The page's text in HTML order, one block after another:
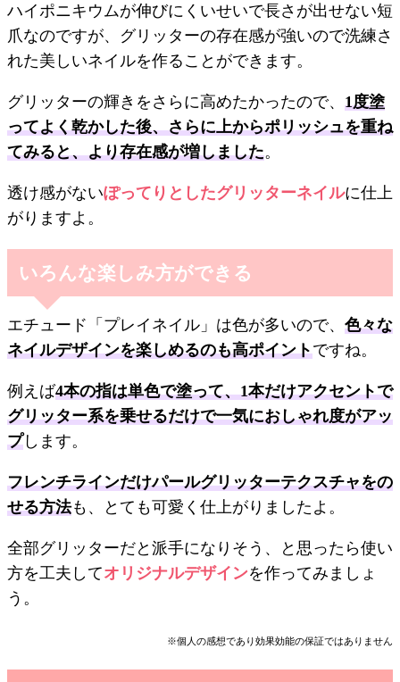
ハイポニキウムが伸びにくいせいで長さが出せない短
爪なのですが、グリッターの存在感が強いので洗練さ
れた美しいネイルを作ることができます。
グリッターの輝きをさらに高めたかったので、 1度塗
ってよく乾かした後、さらに上からポリッシュを重ね
てみると、より存在感が増しました。
透け感がないぽってりとしたグリッターネイルに仕上
がりますよ。
いろんな楽しみ方ができる
エチュード「プレイネイル」は色が多いので、 色々な
ネイルデザインを楽しめるのも高ポイントですね。
例えば4本の指は単色で塗って、1本だけアクセントで
グリッター系を乗せるだけで一気におしゃれ度がアッ
プします。
フレンチラインだけパールグリッターテクスチャをの
せる方法も、とても可愛く仕上がりましたよ。
全部グリッターだと派手になりそう、と思ったら使い
方を工夫してオリジナルデザインを作ってみましょ
う。
※個人の感想であり効果効能の保証ではありません